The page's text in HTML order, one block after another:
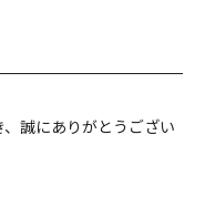
誠にありがとうござい